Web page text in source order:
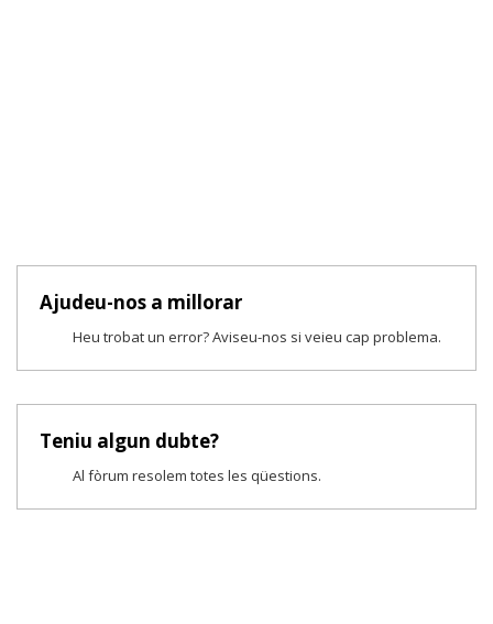
Ajudeu-nos a millorar
Heu trobat un error? Aviseu-nos si veieu cap problema.
Teniu algun dubte?
Al fòrum resolem totes les qüestions.